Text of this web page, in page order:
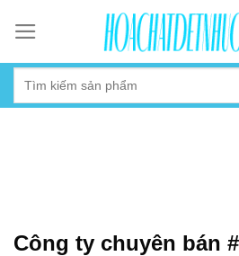
content
Công ty chuyên bán